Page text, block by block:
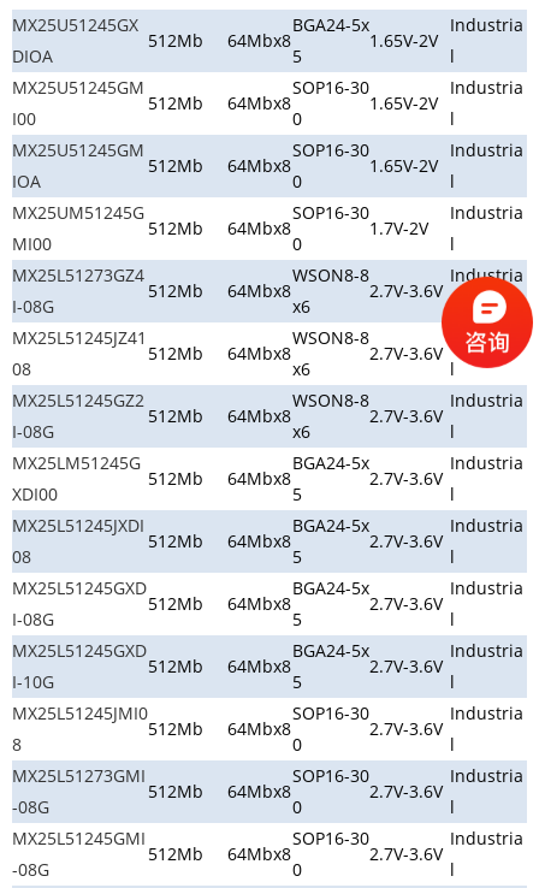
MX25U51245GX
DIOA
512Mb 64Mbx8
BGA24-5x
5
1.65V-2V
Industria
l
MX25U51245GM
I00
512Mb 64Mbx8
SOP16-30
0
1.65V-2V
Industria
l
MX25U51245GM
IOA
512Mb 64Mbx8
SOP16-30
0
1.65V-2V
Industria
l
MX25UM51245G
MI00
512Mb 64Mbx8
SOP16-30
0
1.7V-2V
Industria
l
MX25L51273GZ4
I-08G
512Mb 64Mbx8
WSON8-8
x6
2.7V-3.6V
Industria
MX25L51245JZ41
08
512Mb 64Mbx8
WSON8-8
x6
2.7V-3.6V
Industria
l
MX25L51245GZ2
I-08G
512Mb 64Mbx8
WSON8-8
x6
2.7V-3.6V
Industria
l
MX25LM51245G
XDI00
512Mb 64Mbx8
BGA24-5x
5
2.7V-3.6V
Industria
l
MX25L51245JXDI
08
512Mb 64Mbx8
BGA24-5x
5
2.7V-3.6V
Industria
l
MX25L51245GXD
I-08G
512Mb 64Mbx8
BGA24-5x
5
2.7V-3.6V
Industria
l
MX25L51245GXD
I-10G
512Mb 64Mbx8
BGA24-5x
5
2.7V-3.6V
Industria
l
MX25L51245JMI0
8
512Mb 64Mbx8
SOP16-30
0
2.7V-3.6V
Industria
l
MX25L51273GMI
-08G
512Mb 64Mbx8
SOP16-30
0
2.7V-3.6V
Industria
l
MX25L51245GMI
-08G
512Mb 64Mbx8
SOP16-30
0
2.7V-3.6V
Industria
l